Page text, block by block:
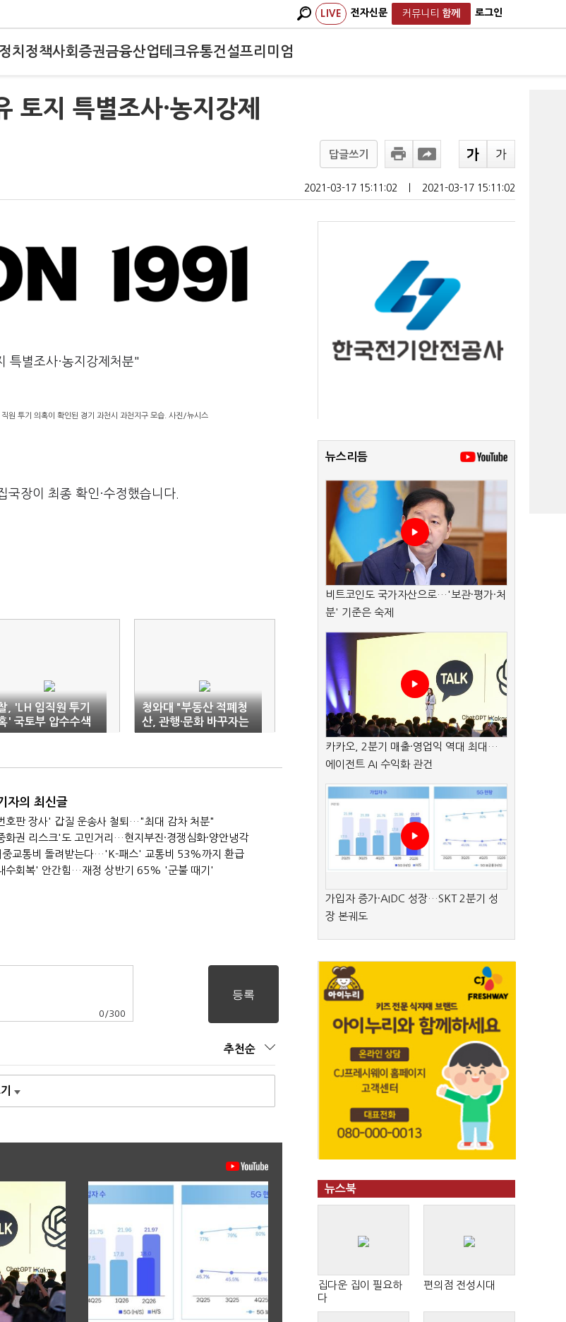
LIVE 전자신문 커뮤니티 함께 로그인
정치 정책사회 증권금융산업테크유통건설프리미엄
지 특별조사·농지강제
답글쓰기
2021-03-17 15:11:02 2021-03-17 15:11:02
특별조사·농지강제처분"
원 투기 의혹이 확인된 경기 과천시 과천지구 모습. 사진/뉴시스
장이 최종 확인·수정했습니다.
, 'LH 임직원 투기
' 국토부 압수수색
청와대 "부동산 적폐청
산, 관행·문화 바꾸자는
것"
자의 최신글
호판 장사' 갑질 운송사 철퇴…"최대 감차 처분"
화권 리스크'도 고민거리…현지부진·경쟁심화·양안냉각
중교통비 돌려받는다…'K-패스' 교통비 53%까지 환급
수회복' 안간힘…재정 상반기 65% '군불 때기'
0 /300
추천순
뉴스리듬
비트코인도 국가자산으로…'보관·평가·처
분' 기준은 숙제
카카오, 2분기 매출·영업익 역대 최대…
에이전트 AI 수익화 관건
가입자 증가·AIDC 성장…SKT 2분기 성
장 본궤도
뉴스북
집다운 집이 필요하
다
편의점 전성시대